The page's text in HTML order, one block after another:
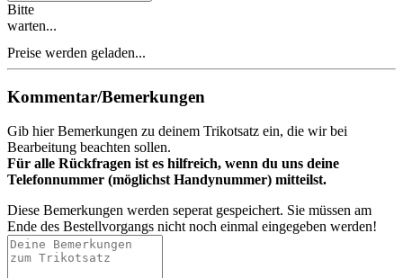
Bitte
warten...
Preise werden geladen...
Kommentar/Bemerkungen
Gib hier Bemerkungen zu deinem Trikotsatz ein, die wir bei
Bearbeitung beachten sollen.
Für alle Rückfragen ist es hilfreich, wenn du uns deine
Telefonnummer (möglichst Handynummer) mitteilst.
Diese Bemerkungen werden seperat gespeichert. Sie müssen am
Ende des Bestellvorgangs nicht noch einmal eingegeben werden!